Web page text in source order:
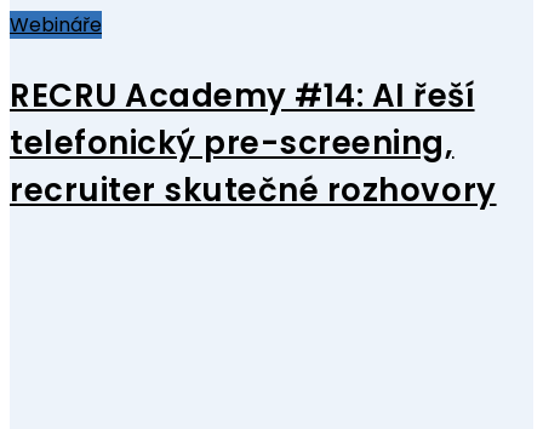
Webináře
RECRU Academy #14: AI řeší
telefonický pre-screening,
recruiter skutečné rozhovory